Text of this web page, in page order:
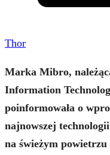
Thor
Marka Mibro,
Information
poinformowała o
najnowszej
na świeżym